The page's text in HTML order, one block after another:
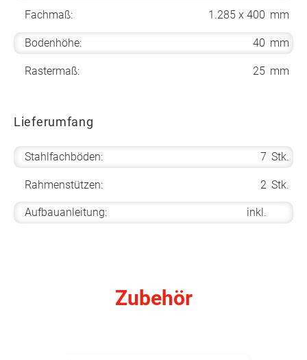
Fachmaß: 1.285 x 400 mm
Bodenhöhe: 40 mm
Rastermaß: 25 mm
Lieferumfang
Stahlfachböden: 7 Stk.
Rahmenstützen: 2 Stk.
Aufbauanleitung: inkl.
Zubehör